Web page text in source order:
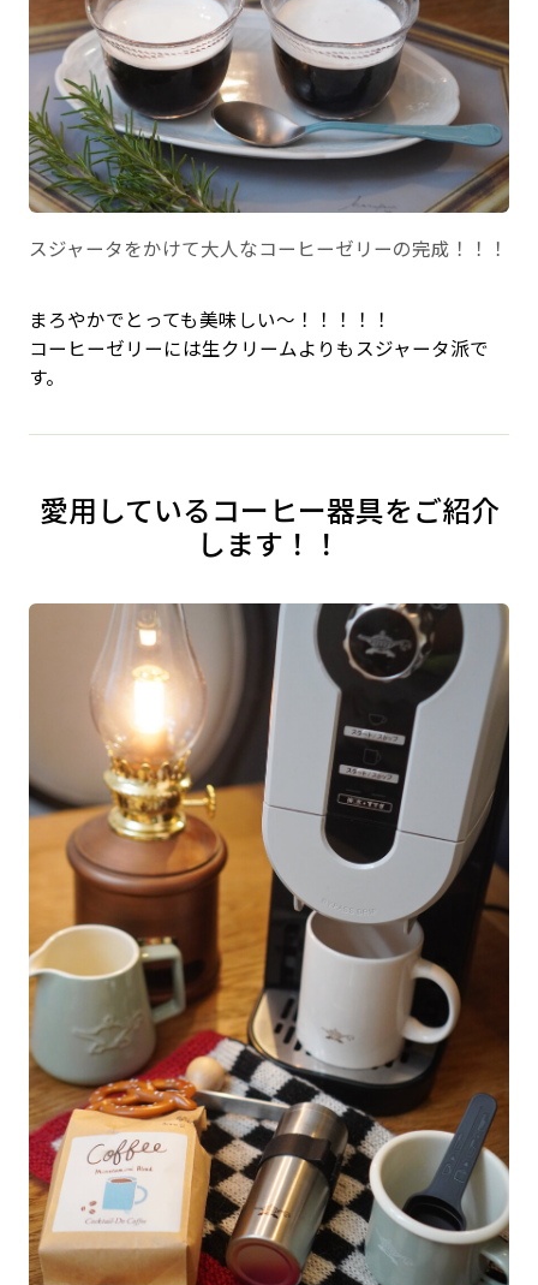
スジャータをかけて大人なコーヒーゼリーの完成！！！
まろやかでとっても美味しい〜！！！！！
コーヒーゼリーには生クリームよりもスジャータ派で
す。
愛用しているコーヒー器具をご紹介
します！！